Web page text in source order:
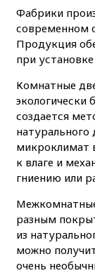
Фабрики
современном
Продукция
при
Комнатные
экологически
создается
микроклимат
к влаге и
гниению или
разным
из
можно
очень